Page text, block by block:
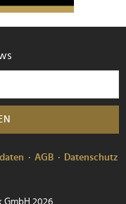
AGB
Datenschutz